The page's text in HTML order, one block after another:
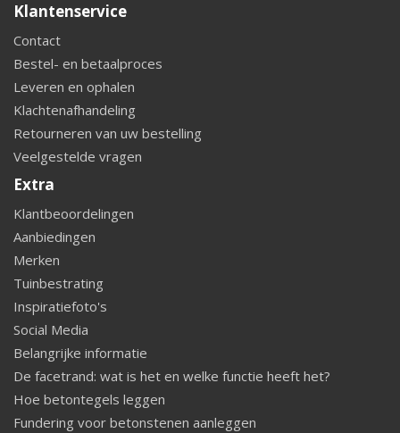
Klantenservice
Contact
Bestel- en betaalproces
Leveren en ophalen
Klachtenafhandeling
Retourneren van uw bestelling
Veelgestelde vragen
Extra
Klantbeoordelingen
Aanbiedingen
Merken
Tuinbestrating
Inspiratiefoto's
Social Media
Belangrijke informatie
De facetrand: wat is het en welke functie heeft het?
Hoe betontegels leggen
Fundering voor betonstenen aanleggen